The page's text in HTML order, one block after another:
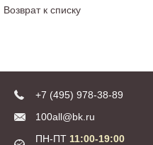
Возврат к списку
+7 (495) 978-38-89
100all@bk.ru
ПН-ПТ 11:00-19:00